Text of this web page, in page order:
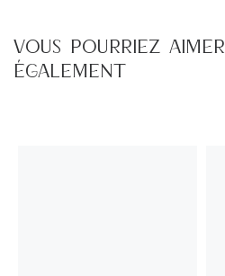
VOUS POURRIEZ AIMER
ÉGALEMENT